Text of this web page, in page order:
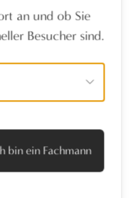
an und ob Sie
Besucher sind.
bin ein Fachmann